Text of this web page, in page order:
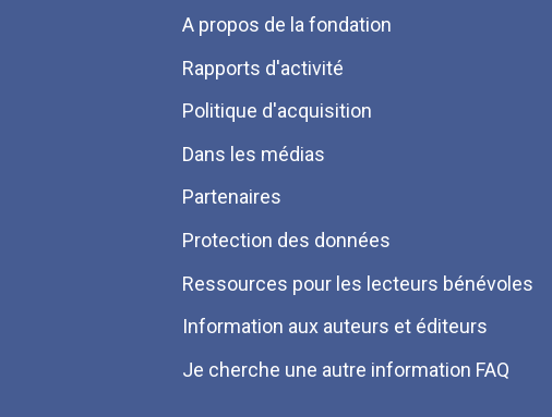
Menu
Pied
de
page
A propos de la fondation
Rapports d'activité
Politique d'acquisition
Dans les médias
Partenaires
Protection des données
Ressources pour les lecteurs bénévoles
Information aux auteurs et éditeurs
Je cherche une autre information FAQ